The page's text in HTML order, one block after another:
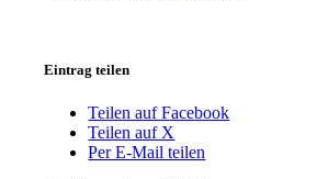
Eintrag teilen
Teilen auf Facebook
Teilen auf X
Per E-Mail teilen